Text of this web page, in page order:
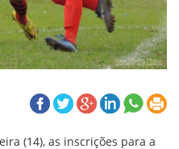
(14), as inscrições para a